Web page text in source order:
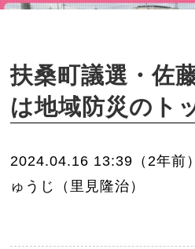
扶桑町議選・佐
は地域防災のト
2024.04.16 13:39（2年前
ゅうじ（里見隆治）